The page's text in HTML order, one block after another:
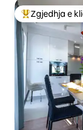
Më të mirat e
Zgjedhja e